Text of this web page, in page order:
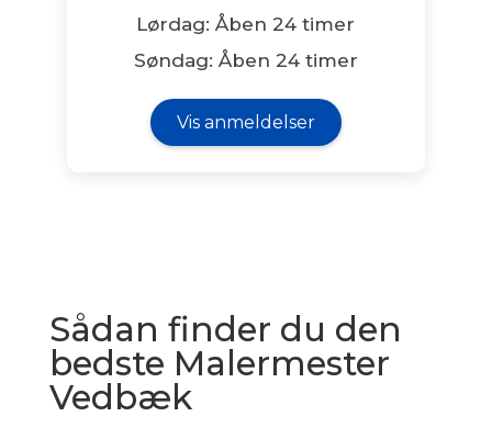
Lørdag: Åben 24 timer
Søndag: Åben 24 timer
Vis anmeldelser
Sådan finder du den
bedste Malermester
Vedbæk